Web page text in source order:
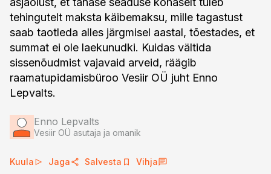
tehingutelt maksta käibemaksu, mille tagastust
saab taotleda alles järgmisel aastal, tõestades, et
summat ei ole laekunudki. Kuidas vältida
sissenõudmist vajavaid arveid, räägib
raamatupidamisbüroo Vesiir OÜ juht Enno
Lepvalts.
Enno Lepvalts
Vesiir OÜ asutaja ja omanik
Kuula Jaga Salvesta Vihja